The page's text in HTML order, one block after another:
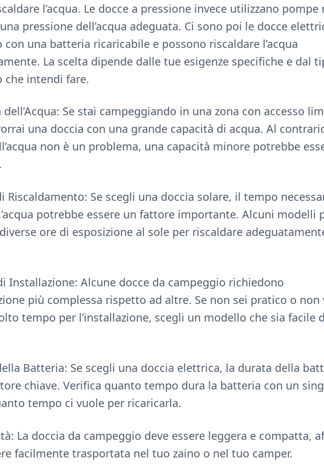
l’acqua. Le docce a pressione invece utilizzano pompe
pressione dell’acqua adeguata. Ci sono poi le docce
con una batteria ricaricabile e possono riscaldare l’acqua
La scelta dipende dalle tue esigenze specifiche e dal
che intendi fare.
dell’Acqua: Se stai campeggiando in una zona con accesso
una doccia con una grande capacità di acqua. Al
non è un problema, una capacità minore potrebbe
Riscaldamento: Se scegli una doccia solare, il tempo
potrebbe essere un fattore importante. Alcuni modelli
ore di esposizione al sole per riscaldare
Installazione: Alcune docce da campeggio richiedono
più complessa rispetto ad altre. Se non sei pratico o non
tempo per l’installazione, scegli un modello che sia facile
Batteria: Se scegli una doccia elettrica, la durata della
chiave. Verifica quanto tempo dura la batteria con un
tempo ci vuole per ricaricarla.
La doccia da campeggio deve essere leggera e compatta,
facilmente trasportata nel tuo zaino o nel tuo camper.